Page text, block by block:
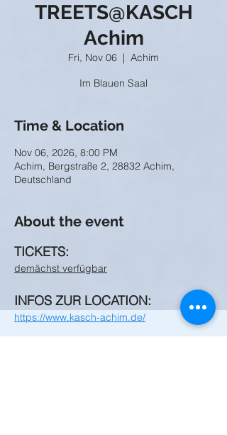
TREETS@KASCH
Achim
Fri, Nov 06
  |
Achim
Im Blauen Saal
Time & Location
Nov 06, 2026, 8:00 PM
Achim, Bergstraße 2, 28832 Achim,
Deutschland
About the event
TICKETS:
demächst verfügbar
INFOS ZUR LOCATION:
https://www.kasch-achim.de/